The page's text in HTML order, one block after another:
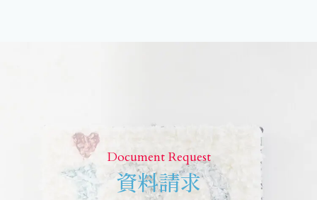
Document Request
資料請求